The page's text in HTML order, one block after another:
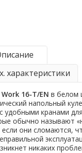
характеристики
16-T/EN в белом
напольный
удобными кранами
обычно называют
они сломаются,
никаких